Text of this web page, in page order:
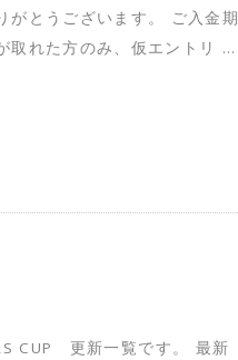
がとうございます。 ご入金期
取れた方のみ、仮エントリ …
CUP 更新一覧です。 最新